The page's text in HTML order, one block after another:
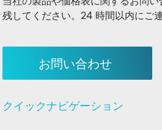
残してください。24 時間以内にご
お問い合わせ
クイックナビゲーション